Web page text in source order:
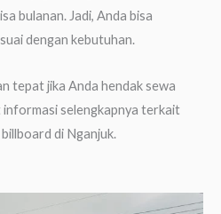
bulanan. Jadi, Anda bisa
dengan kebutuhan.
tepat jika Anda hendak sewa
selengkapnya terkait
di Nganjuk.